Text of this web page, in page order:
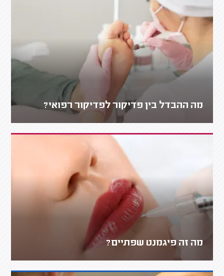
מה ההבדל בין פדיקור לפדיקור רפואי?
מה זה פיגמנט שפתיים?